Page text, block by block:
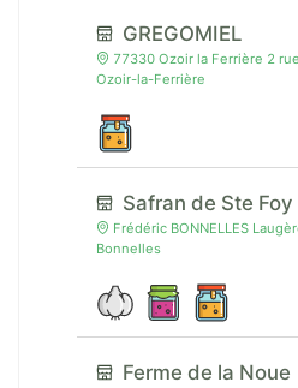
GREGOMIEL
77330 Ozoir la Ferrière 2
Ozoir-la-Ferrière
Safran de Ste Foy
Frédéric BONNELLES
Bonnelles
Ferme de la Noue